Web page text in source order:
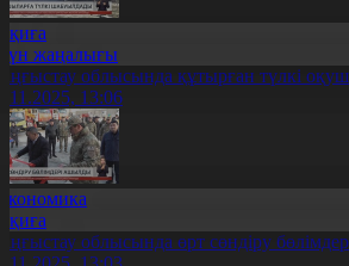
жаңалығы
облысында құтырған түлкі
13:06
облысында өрт сөндіру